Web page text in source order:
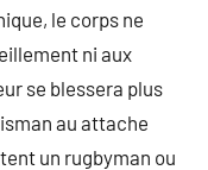
le corps ne
ni aux
se blessera plus
au attache
un rugbyman ou